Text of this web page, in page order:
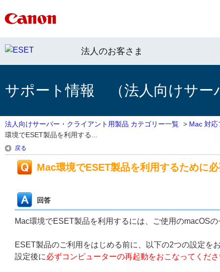
法人のお客さま
サポート情報 （法人向けサー
法人向けサーバー・クライアント用製品 カテゴリー一覧 > Mac 対応
環境でESET製品を利用する...
戻る
Mac環境でESET製品を利用するために
回答
Mac環境でESET製品を利用するには、ご使用のmacOS
ESET製品のご利用をはじめる前に、以下の2つの設定を
設定後に必ずコンピューターの再起動をおこなってくだ